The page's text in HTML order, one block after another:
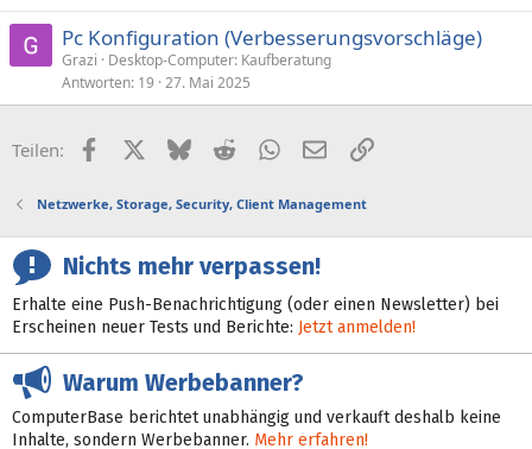
Pc Konfiguration (Verbesserungsvorschläge)
Grazi
Desktop-Computer: Kaufberatung
Antworten 19 27. Mai 2025
Teilen: FacebookX (Twitter)
BlueskyRedditWhatsApp
E-MailLink
Netzwerke, Storage, Security, Client Management
Nichts mehr verpassen!
Erhalte eine Push-Benachrichtigung (oder einen Newsletter) bei
Erscheinen neuer Tests und Berichte: Jetzt anmelden!
Warum Werbebanner?
ComputerBase berichtet unabhängig und verkauft deshalb keine
Inhalte, sondern Werbebanner. Mehr erfahren!